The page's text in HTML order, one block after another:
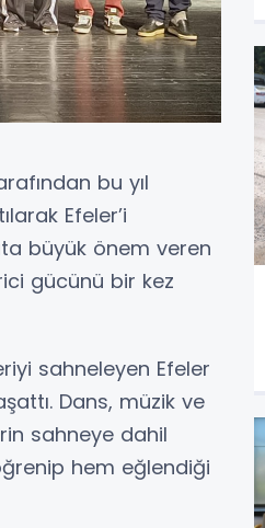
bu yıl
Efeler’i
büyük önem veren
gücünü bir kez
sahneleyen Efeler
Dans, müzik ve
sahneye dahil
hem eğlendiği